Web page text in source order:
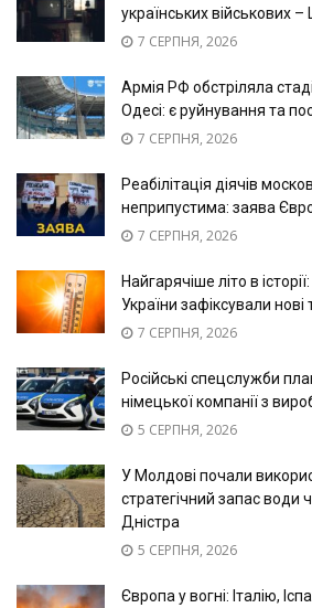
українських військових
7 СЕРПНЯ, 2026
Армія РФ обстріляла
Одесі: є руйнування та
7 СЕРПНЯ, 2026
Реабілітація діячів
неприпустима: заява
7 СЕРПНЯ, 2026
Найгарячіше літо в
України зафіксували
7 СЕРПНЯ, 2026
Російські спецслужби
німецької компанії з
5 СЕРПНЯ, 2026
У Молдові почали
стратегічний запас води
Дністра
5 СЕРПНЯ, 2026
Європа у вогні: Італію,